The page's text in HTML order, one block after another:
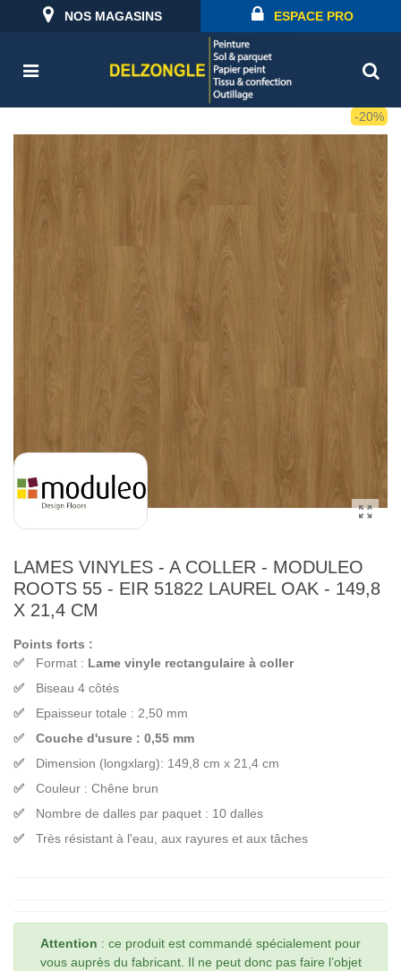
NOS MAGASINS ESPACE PRO
-20%
LAMES VINYLES - A COLLER - MODULEO
ROOTS 55 - EIR 51822 LAUREL OAK - 149,8
X 21,4 CM
Points forts :
Format : Lame vinyle rectangulaire à coller
Biseau 4 côtés
Epaisseur totale : 2,50 mm
Couche d'usure : 0,55 mm
Dimension (longxlarg): 149,8 cm x 21,4 cm
Couleur : Chêne brun
Nombre de dalles par paquet : 10 dalles
Très résistant à l'eau, aux rayures et aux tâches
Attention : ce produit est commandé spécialement pour
vous auprès du fabricant. Il ne peut donc pas faire l’objet